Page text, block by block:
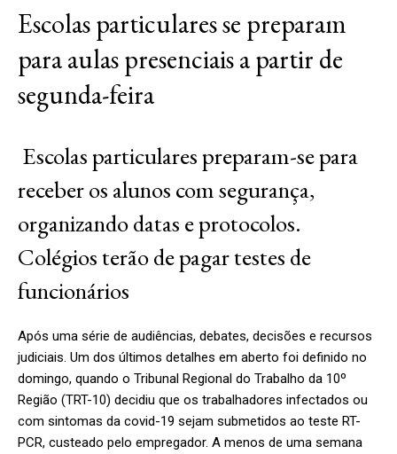
Escolas particulares se preparam
para aulas presenciais a partir de
segunda-feira
Escolas particulares preparam-se para
receber os alunos com segurança,
organizando datas e protocolos.
Colégios terão de pagar testes de
funcionários
Após uma série de audiências, debates, decisões e recursos
judiciais. Um dos últimos detalhes em aberto foi definido no
domingo, quando o Tribunal Regional do Trabalho da 10º
Região (TRT-10) decidiu que os trabalhadores infectados ou
com sintomas da covid-19 sejam submetidos ao teste RT-
PCR, custeado pelo empregador. A menos de uma semana